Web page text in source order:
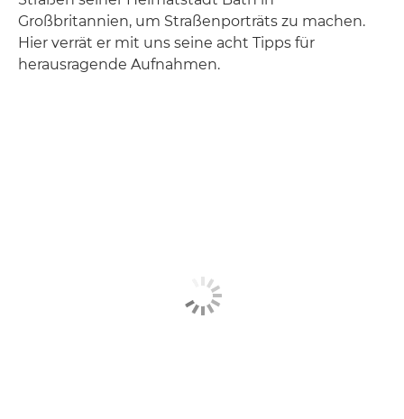
Großbritannien, um Straßenporträts zu machen.
Hier verrät er mit uns seine acht Tipps für
herausragende Aufnahmen.